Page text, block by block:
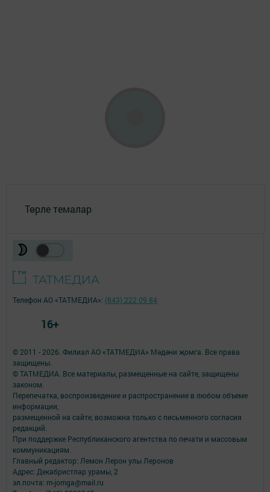
Төрле темалар
© 2011 - 2026. Филиал АО «ТАТМЕДИА» Мәдәни җомга. Все права
защищены.
© ТАТМЕДИА. Все материалы, размещенные на сайте, защищены
законом.
Перепечатка, воспроизведение и распространение в любом объеме
информации,
размещенной на сайте, возможна только с письменного согласия
редакций.
При поддержке Республиканского агентства по печати и массовым
коммуникациям.
Главный редактор: Лемон Лерон улы Леронов
Адрес: Декабристлар урамы, 2
эл.почта: m-jomga@mail.ru
Телефон АО «ТАТМЕДИА»: (843) 222 09 84
16+